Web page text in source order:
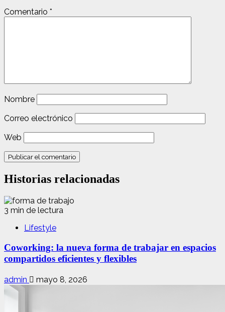
Comentario *
Nombre
Correo electrónico
Web
Historias relacionadas
3 min de lectura
Lifestyle
Coworking: la nueva forma de trabajar en espacios
compartidos eficientes y flexibles
admin mayo 8, 2026